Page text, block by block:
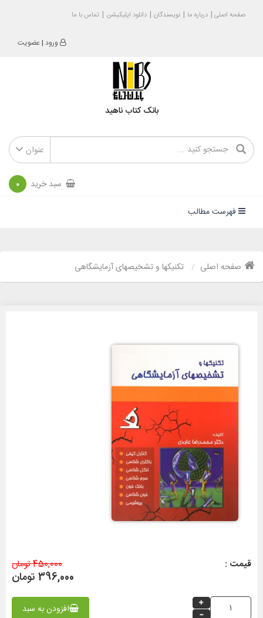
صفحه اصلی درباره ما نویسندگان دانلود اپلیکیشن تماس با ما
ورود |عضویت
بانک کتاب ناهید
عنوان
سبد خرید 0
فهرست مطالب
صفحه اصلی تکنیکها و تشخیصهای آزمایشگاهی
قیمت : 450,000 تومان
396,000 تومان
افزودن به سبد